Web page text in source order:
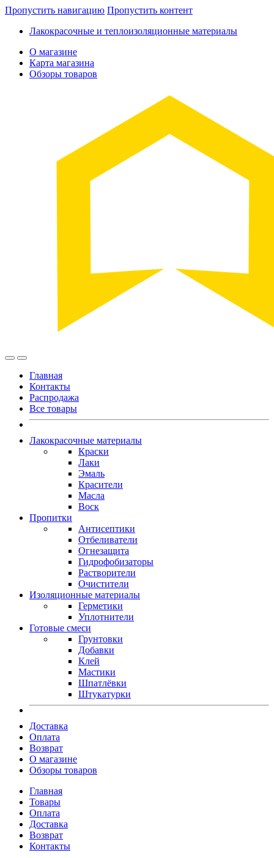
Пропустить навигацию Пропустить контент
Лакокрасочные и теплоизоляционные материалы
О магазине
Карта магазина
Обзоры товаров
Главная
Контакты
Распродажа
Все товары
Лакокрасочные материалы
Краски
Лаки
Эмаль
Красители
Масла
Воск
Пропитки
Антисептики
Отбеливатели
Огнезащита
Гидрофобизаторы
Растворители
Очистители
Изоляционные материалы
Герметики
Уплотнители
Готовые смеси
Грунтовки
Добавки
Клей
Мастики
Шпатлёвки
Штукатурки
Доставка
Оплата
Возврат
О магазине
Обзоры товаров
Главная
Товары
Оплата
Доставка
Возврат
Контакты